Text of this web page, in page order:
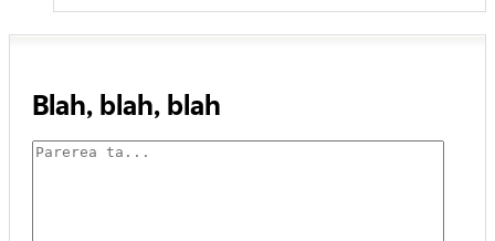
Blah, blah, blah